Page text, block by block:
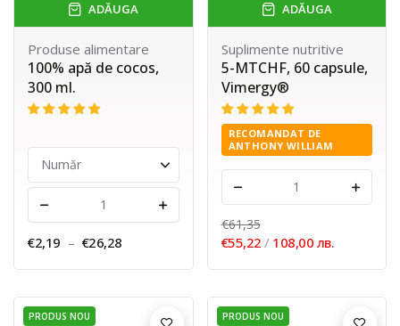
ADĂUGA
Produse alimentare
100% apă de cocos,
300 ml.
€2,19 – €26,28
ADĂUGA
Suplimente nutritive
5-MTCHF, 60 capsule,
Vimergy®
RECOMANDAT DE
ANTHONY WILLIAM
€61,35
€55,22 / 108,00 лв.
PRODUS NOU
PRODUS NOU